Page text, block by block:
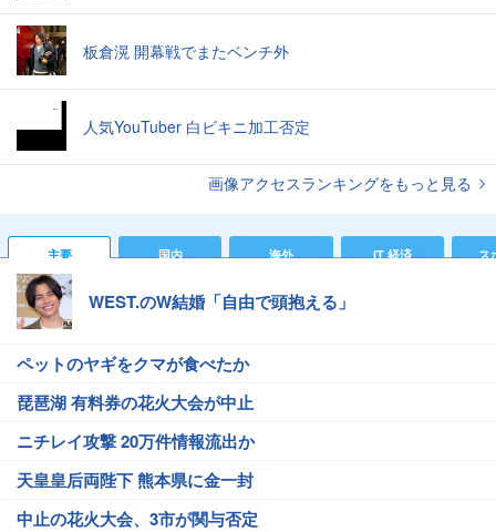
板倉滉 開幕戦でまたベンチ外
人気YouTuber 白ビキニ加工否定
画像アクセスランキングをもっと見る
主要 国内 海外 IT 経済 ス
WEST.のW結婚「自由で頭抱える」
ペットのヤギをクマが食べたか
琵琶湖 有料券の花火大会が中止
ニチレイ攻撃 20万件情報流出か
天皇皇后両陛下 熊本県に金一封
中止の花火大会、3市が関与否定